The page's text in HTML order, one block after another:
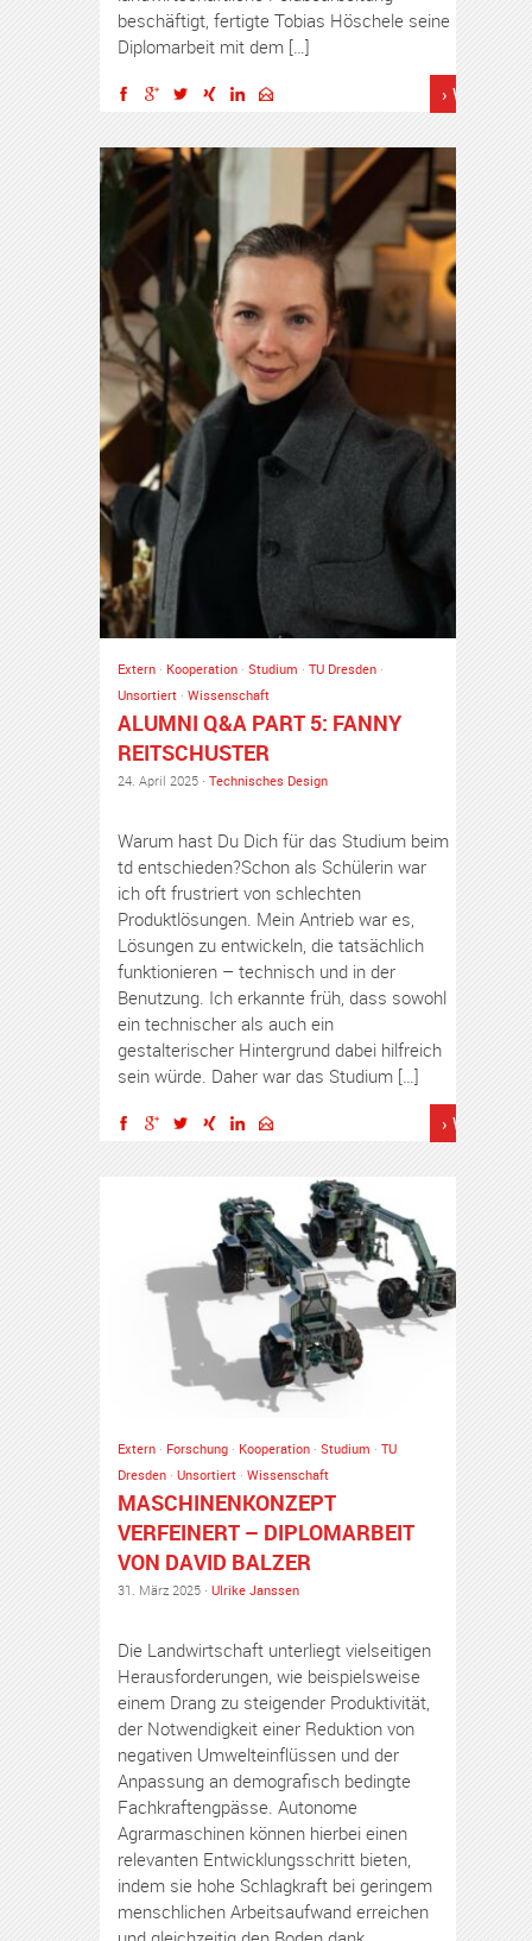
beschäftigt, fertigte Tobias Höschele seine
Diplomarbeit mit dem […]
›
Extern · Kooperation · Studium · TU Dresden ·
Unsortiert · Wissenschaft
ALUMNI Q&A PART 5: FANNY
REITSCHUSTER
24. April 2025 · Technisches Design
Warum hast Du Dich für das Studium beim
td entschieden?Schon als Schülerin war
ich oft frustriert von schlechten
Produktlösungen. Mein Antrieb war es,
Lösungen zu entwickeln, die tatsächlich
funktionieren – technisch und in der
Benutzung. Ich erkannte früh, dass sowohl
ein technischer als auch ein
gestalterischer Hintergrund dabei hilfreich
sein würde. Daher war das Studium […]
›
Extern · Forschung · Kooperation · Studium · TU
Dresden · Unsortiert · Wissenschaft
MASCHINENKONZEPT
VERFEINERT – DIPLOMARBEIT
VON DAVID BALZER
31. März 2025 · Ulrike Janssen
Die Landwirtschaft unterliegt vielseitigen
Herausforderungen, wie beispielsweise
einem Drang zu steigender Produktivität,
der Notwendigkeit einer Reduktion von
negativen Umwelteinflüssen und der
Anpassung an demografisch bedingte
Fachkraftengpässe. Autonome
Agrarmaschinen können hierbei einen
relevanten Entwicklungsschritt bieten,
indem sie hohe Schlagkraft bei geringem
menschlichen Arbeitsaufwand erreichen